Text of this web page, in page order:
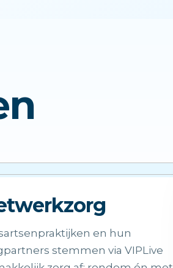
en hun
stemmen via VIPLive